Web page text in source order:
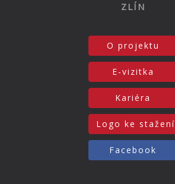
ZLÍN
O projektu
E-vizitka
Kariéra
Logo ke stažení
Facebook